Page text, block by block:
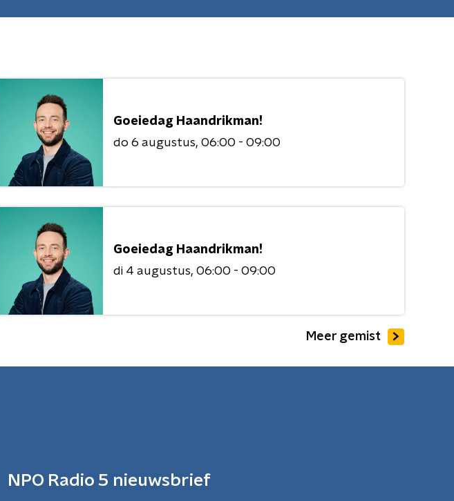
Goeiedag Haandrikman!
do 6 augustus 06:00 - 09:00
Goeiedag Haandrikman!
di 4 augustus 06:00 - 09:00
Meer gemist
NPO Radio 5 nieuwsbrief